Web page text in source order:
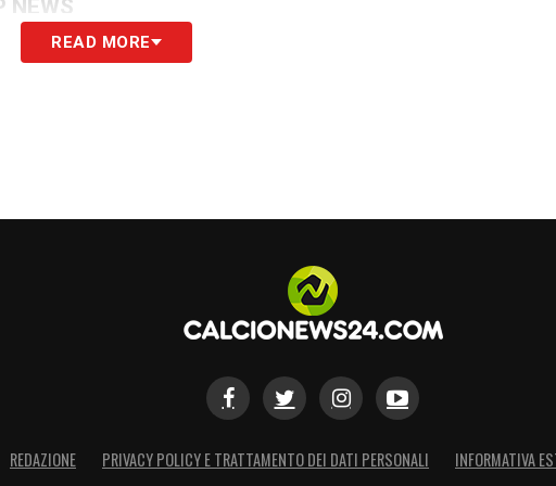
NEWS
READ MORE
REDAZIONE PRIVACY POLICY E TRATTAMENTO DEI DATI PERSONALI INFORMATIVA